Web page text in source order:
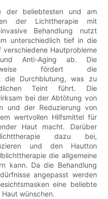
der beliebtesten und am
der Lichttherapie mit
Behandlung nutzt
unterschiedlich tief in die
Hautprobleme
Anti-Aging ab. Die
fördert die
die Durchblutung, was zu
Teint führt. Die
bei der Abtötung von
und der Reduzierung von
wertvollen Hilfsmittel für
Haut macht. Darüber
dazu bei,
und den Hautton
die allgemeine
kann. Da die Behandlung
angepasst werden
eine beliebte
wünschen.